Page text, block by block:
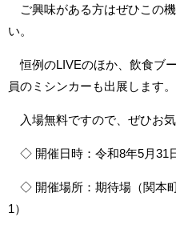
ご興味がある方はぜひこの
い。
恒例のLIVEのほか、飲食ブ
員のミシンカーも出展します。
入場無料ですので、ぜひお気
◇ 開催日時：令和8年5月
◇ 開催場所：期待場（関本
1